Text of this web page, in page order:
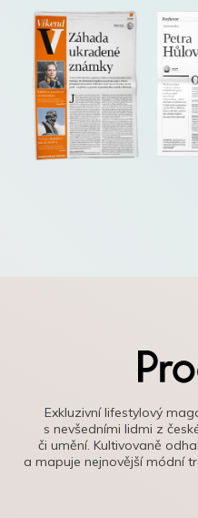
Exkluzivní lifestylový
s nevšedními lidmi z
či umění. Kultivovaně
a mapuje nejnovější módní